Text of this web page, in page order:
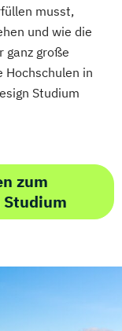
musst,
und wie die
ganz große
Hochschulen in
Studium
zum